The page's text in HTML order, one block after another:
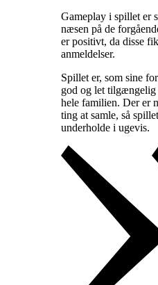
Gameplay i spillet er
næsen på de
er positivt, da disse
anmeldelser.
Spillet er, som sine
god og let
hele familien. Der er
ting at samle, så
underholde i ugevis.